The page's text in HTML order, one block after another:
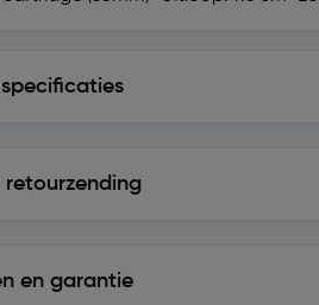
retourzending
en garantie